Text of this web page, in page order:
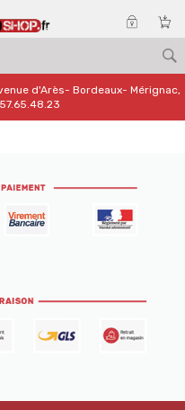
d'Arès- Bordeaux- Mérignac,